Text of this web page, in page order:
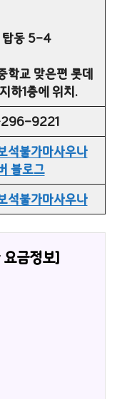
탑동 5-4
학교 맞은편 롯데
하1층에 위치.
9221
석불가마사우나
블로그
석불가마사우나
금정보]